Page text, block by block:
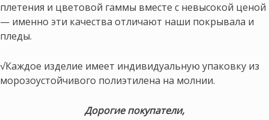
плетения и цветовой гаммы вместе с невысокой ценой
— именно эти качества отличают наши покрывала и
пледы.
√Каждое изделие имеет индивидуальную упаковку из
морозоустойчивого полиэтилена на молнии.
Дорогие покупатели,